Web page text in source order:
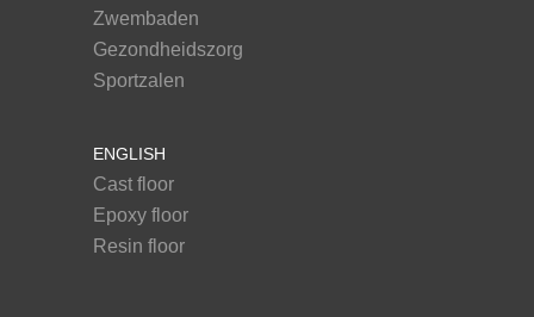
Zwembaden
Gezondheidszorg
Sportzalen
ENGLISH
Cast floor
Epoxy floor
Resin floor